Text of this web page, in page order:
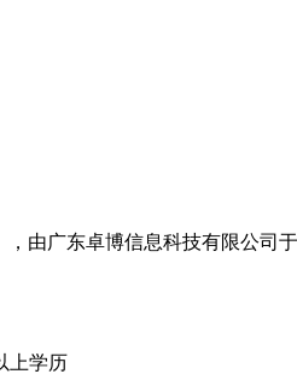
，由广东卓博信息科技有限公司
上学历